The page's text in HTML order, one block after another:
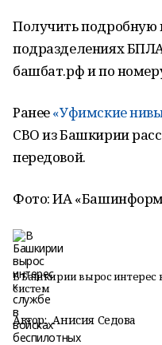
Получить
подразделениях
башбат.рф и по
Ранее«Уфимские
СВО из Башкирии
передовой.
Фото: ИА
В Башкирии вырос интерес
систем
Автор: Анисия Седова